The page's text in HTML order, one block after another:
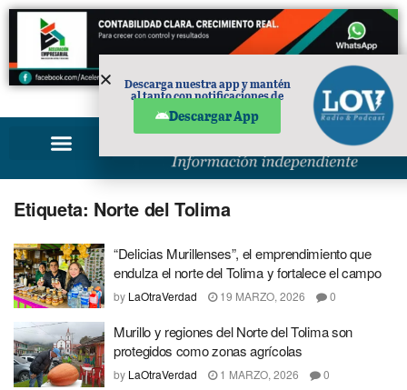
PUBLICIDAD
Etiqueta: Norte del Tolima
“Delicias Murillenses”, el emprendimiento que
endulza el norte del Tolima y fortalece el campo
by LaOtraVerdad 19 MARZO, 2026 0
Murillo y regiones del Norte del Tolima son
protegidos como zonas agrícolas
by LaOtraVerdad 1 MARZO, 2026 0
Descarga nuestra app y mantén
al tanto con notificaciones de
Descargar App